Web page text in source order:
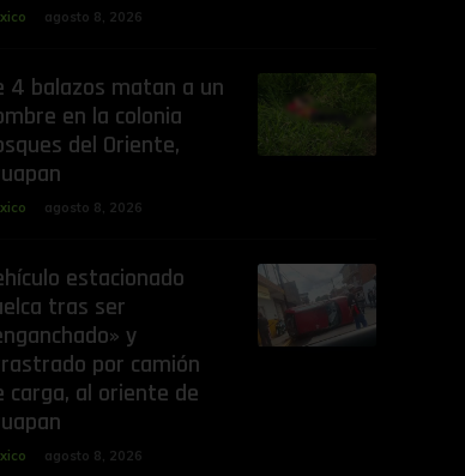
agosto 8, 2026
4 balazos matan a un
en la colonia
del Oriente,
agosto 8, 2026
estacionado
tras ser
y
por camión
carga, al oriente de
agosto 8, 2026